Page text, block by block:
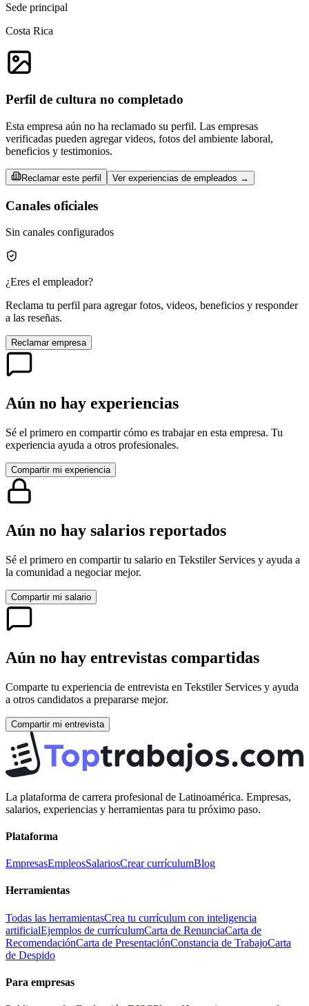
Sede principal
Costa Rica
Perfil de cultura no completado
Esta empresa aún no ha reclamado su perfil. Las empresas
verificadas pueden agregar videos, fotos del ambiente laboral,
beneficios y testimonios.
Reclamar este perfil Ver experiencias de empleados →
Canales oficiales
Sin canales configurados
¿Eres el empleador?
Reclama tu perfil para agregar fotos, videos, beneficios y responder
a las reseñas.
Reclamar empresa
Aún no hay experiencias
Sé el primero en compartir cómo es trabajar en esta empresa. Tu
experiencia ayuda a otros profesionales.
Compartir mi experiencia
Aún no hay salarios reportados
Sé el primero en compartir tu salario en Tekstiler Services y ayuda a
la comunidad a negociar mejor.
Compartir mi salario
Aún no hay entrevistas compartidas
Comparte tu experiencia de entrevista en Tekstiler Services y ayuda
a otros candidatos a prepararse mejor.
Compartir mi entrevista
La plataforma de carrera profesional de Latinoamérica. Empresas,
salarios, experiencias y herramientas para tu próximo paso.
Plataforma
EmpresasEmpleosSalariosCrear currículumBlog
Herramientas
Todas las herramientasCrea tu currículum con inteligencia
artificialEjemplos de currículumCarta de RenunciaCarta de
RecomendaciónCarta de PresentaciónConstancia de TrabajoCarta
de Despido
Para empresas